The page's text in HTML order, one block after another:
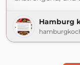
Hamburg